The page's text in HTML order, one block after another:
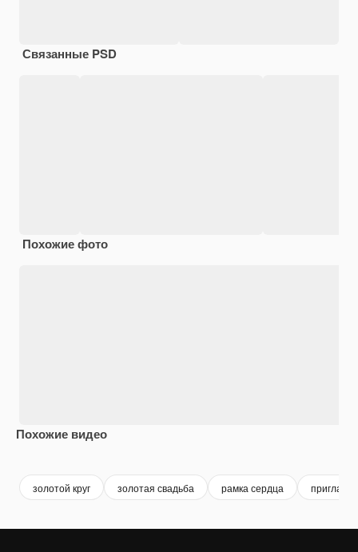
Связанные PSD
Похожие фото
Похожие видео
золотой круг золотая свадьба рамка сердца